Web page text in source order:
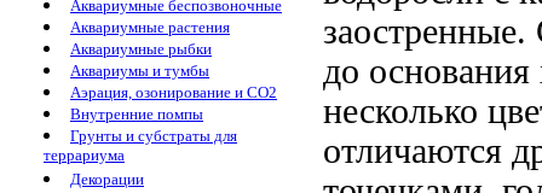
Аквариумные беспозвоночные
Аквариумные растения
Аквариумные рыбки
Аквариумы и тумбы
Аэрация, озонирование и CO2
Внутренние помпы
Грунты и субстраты для
террариума
Декорации
до основания
несколько
отличаются